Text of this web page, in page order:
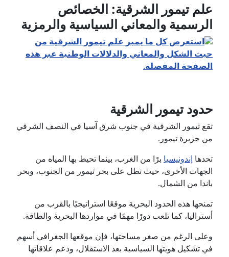
علم تيمور الشرقية: الخصائص
الرسمية والمعاني السياسية والرمزية
حدود تيمور الشرقية
تقع تيمور الشرقية في جنوب شرق آسيا في النصف الشرقي
من جزيرة تيمور.
تحدها إندونيسيا برًا من الغرب، بينما تحيط بها المياه من
الجهات الأخرى، حيث تطل على بحر تيمور من الجنوب، وبحر
باندا من الشمال.
تمنحها هذه الحدود البحرية موقعًا استراتيجيًا بالقرب من
أستراليا، كما تلعب دورًا مهمًا في مواردها البحرية والطاقة.
وعلى الرغم من صغر مساحتها، فإن موقعها الجغرافي أسهم
في تشكيل هويتها السياسية بعد الاستقلال، ودعم علاقاتها